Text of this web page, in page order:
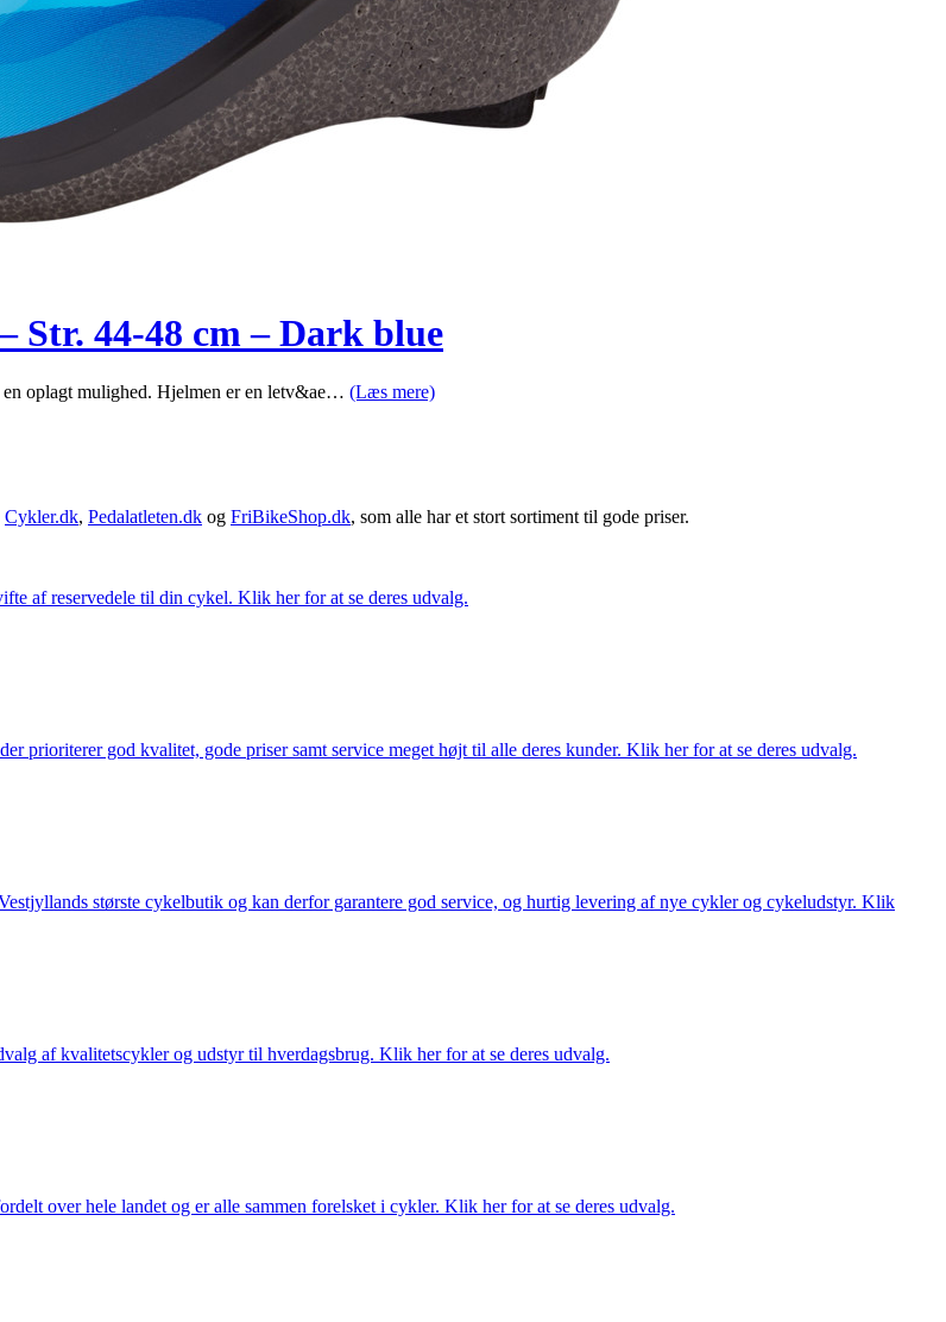
Str. 44-48 cm – Dark blue
oplagt mulighed. Hjelmen er en letv&ae… (Læs mere)
Cykler.dk, Pedalatleten.dk og FriBikeShop.dk, som alle har et stort sortiment til gode priser.
af reservedele til din cykel. Klik her for at se deres udvalg.
prioriterer god kvalitet, gode priser samt service meget højt til alle deres kunder. Klik her for at se deres udvalg.
største cykelbutik og kan derfor garantere god service, og hurtig levering af nye cykler og cykeludstyr. Klik
af kvalitetscykler og udstyr til hverdagsbrug. Klik her for at se deres udvalg.
over hele landet og er alle sammen forelsket i cykler. Klik her for at se deres udvalg.